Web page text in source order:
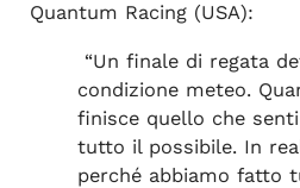
Quantum Racing (USA):
“Un finale di regata
condizione meteo.
finisce quello che
tutto il possibile. In
perché abbiamo fatto